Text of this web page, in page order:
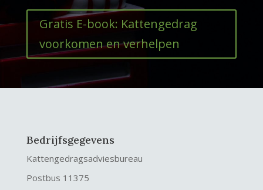
Gratis E-book: Kattengedrag
voorkomen en verhelpen
Bedrijfsgegevens
Kattengedragsadviesbureau
Postbus 11375